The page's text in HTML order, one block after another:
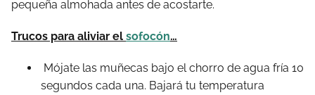
pequeña almohada antes de acostarte.
Trucos para aliviar el sofocón…
Mójate las muñecas bajo el chorro de agua fría 10
segundos cada una. Bajará tu temperatura